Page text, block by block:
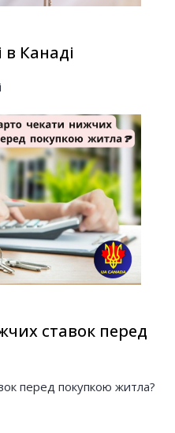
в Канаді
ставок перед
перед покупкою житла?